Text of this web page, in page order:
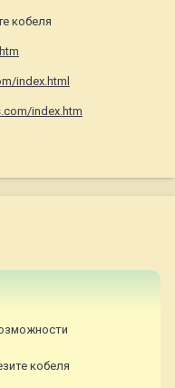
кобеля
index.html
index.htm
кобеля